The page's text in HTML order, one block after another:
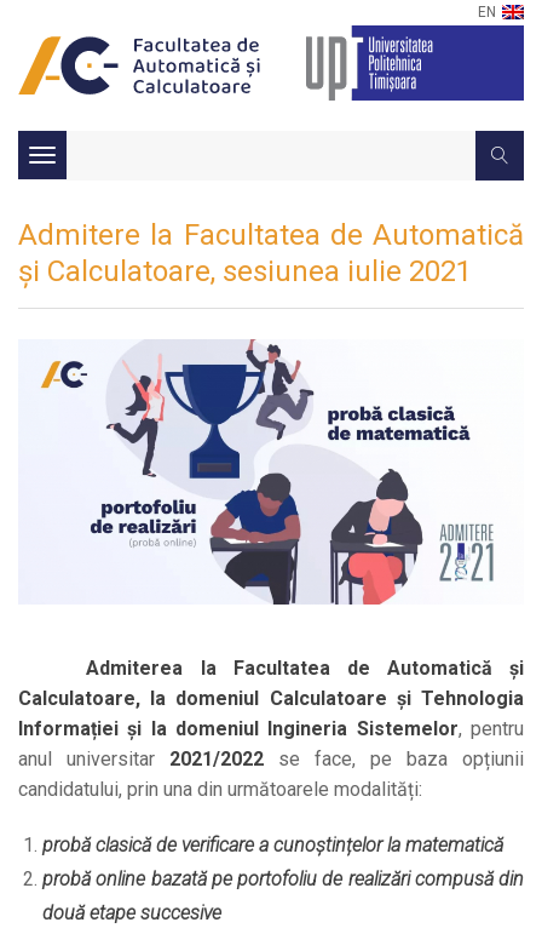
EN
Toggle
navigation
Admitere la Facultatea de Automatică
și Calculatoare, sesiunea iulie 2021
Admiterea la Facultatea de Automatică și
Calculatoare, la domeniul Calculatoare și Tehnologia
Informației și la domeniul Ingineria Sistemelor, pentru
anul universitar 2021/2022 se face, pe baza opțiunii
candidatului, prin una din următoarele modalități:
probă clasică de verificare a cunoștințelor la matematică
probă online bazată pe portofoliu de realizări compusă din
două etape succesive